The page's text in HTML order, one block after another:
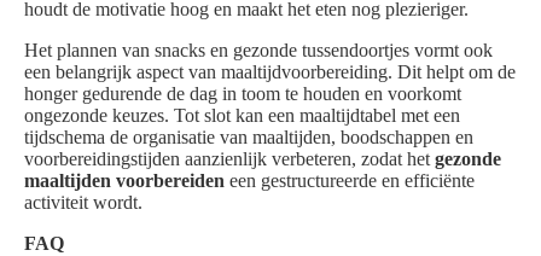
houdt de motivatie hoog en maakt het eten nog plezieriger.
Het plannen van snacks en gezonde tussendoortjes vormt ook
een belangrijk aspect van maaltijdvoorbereiding. Dit helpt om de
honger gedurende de dag in toom te houden en voorkomt
ongezonde keuzes. Tot slot kan een maaltijdtabel met een
tijdschema de organisatie van maaltijden, boodschappen en
voorbereidingstijden aanzienlijk verbeteren, zodat het gezonde
maaltijden voorbereiden een gestructureerde en efficiënte
activiteit wordt.
FAQ